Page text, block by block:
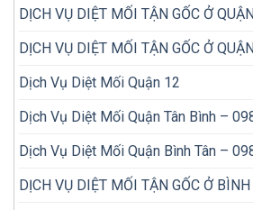
DỊCH VỤ DIỆT MỐI TẬN GỐC Ở
DỊCH VỤ DIỆT MỐI TẬN GỐC Ở
Dịch Vụ Diệt Mối Quận 12
Dịch Vụ Diệt Mối Quận Tân Bình –
Dịch Vụ Diệt Mối Quận Bình Tân –
DỊCH VỤ DIỆT MỐI TẬN GỐC Ở